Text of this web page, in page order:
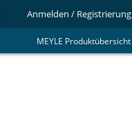
Anmelden / Registrierung
MEYLE Produktübersicht